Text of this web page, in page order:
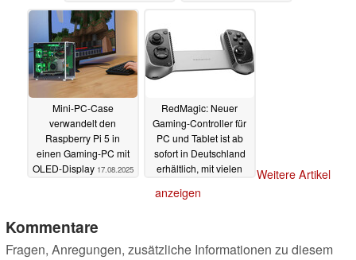
23.08.2025
Mini-PC-Case
verwandelt den
Raspberry Pi 5 in
einen Gaming-PC mit
OLED-Display 17.08.2025
RedMagic: Neuer
Gaming-Controller für
PC und Tablet ist ab
sofort in Deutschland
erhältlich, mit vielen
Weitere Artikel
anzeigen
Kommentare
Fragen, Anregungen, zusätzliche Informationen zu diesem